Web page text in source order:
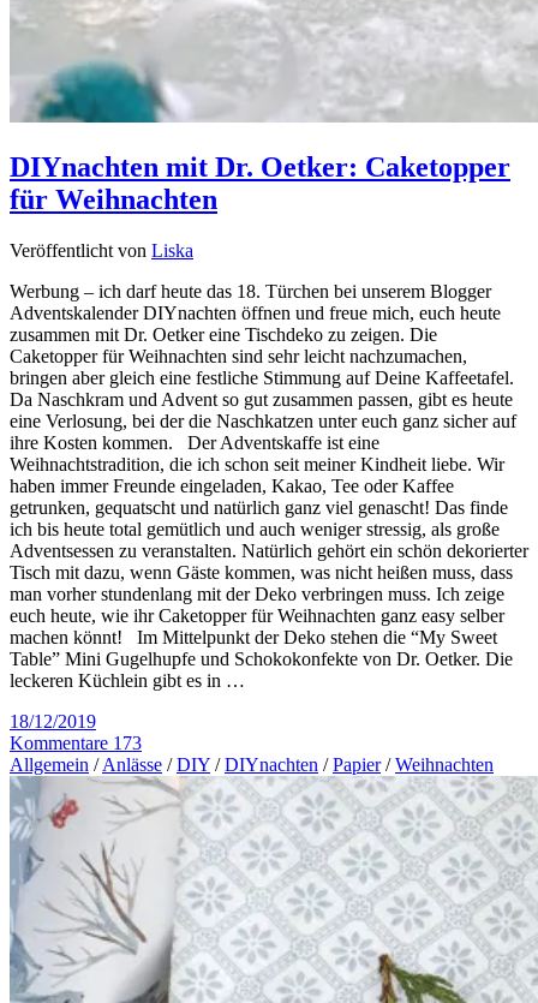
DIYnachten mit Dr. Oetker: Caketopper
für Weihnachten
Veröffentlicht von Liska
Werbung – ich darf heute das 18. Türchen bei unserem Blogger
Adventskalender DIYnachten öffnen und freue mich, euch heute
zusammen mit Dr. Oetker eine Tischdeko zu zeigen. Die
Caketopper für Weihnachten sind sehr leicht nachzumachen,
bringen aber gleich eine festliche Stimmung auf Deine Kaffeetafel.
Da Naschkram und Advent so gut zusammen passen, gibt es heute
eine Verlosung, bei der die Naschkatzen unter euch ganz sicher auf
ihre Kosten kommen. Der Adventskaffe ist eine
Weihnachtstradition, die ich schon seit meiner Kindheit liebe. Wir
haben immer Freunde eingeladen, Kakao, Tee oder Kaffee
getrunken, gequatscht und natürlich ganz viel genascht! Das finde
ich bis heute total gemütlich und auch weniger stressig, als große
Adventsessen zu veranstalten. Natürlich gehört ein schön dekorierter
Tisch mit dazu, wenn Gäste kommen, was nicht heißen muss, dass
man vorher stundenlang mit der Deko verbringen muss. Ich zeige
euch heute, wie ihr Caketopper für Weihnachten ganz easy selber
machen könnt! Im Mittelpunkt der Deko stehen die “My Sweet
Table” Mini Gugelhupfe und Schokokonfekte von Dr. Oetker. Die
leckeren Küchlein gibt es in …
18/12/2019
Kommentare 173
Allgemein /Anlässe /DIY /DIYnachten /Papier/Weihnachten